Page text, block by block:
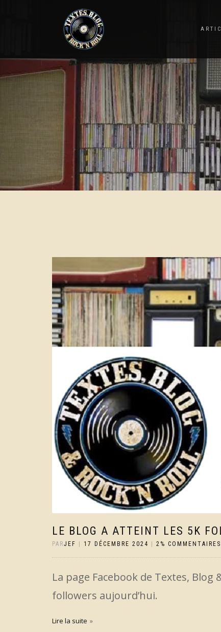
LE BLOG A ATTEINT LES 5K
PARJEF 17 DÉCEMBRE 2024 2% COMMENTAIRES
La page Facebook de Textes, Blog
followers aujourd’hui.
Lire la suite